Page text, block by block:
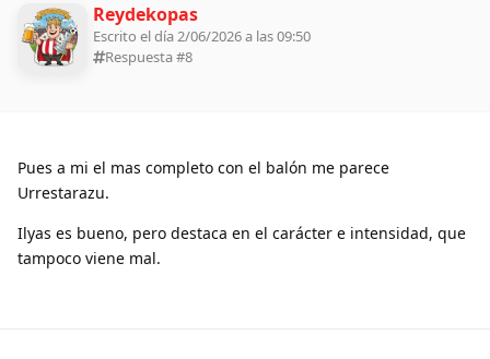
Reydekopas
Escrito el día 2/06/2026 a las 09:50
Respuesta #8
Pues a mi el mas completo con el balón me parece
Urrestarazu.
Ilyas es bueno, pero destaca en el carácter e intensidad, que
tampoco viene mal.